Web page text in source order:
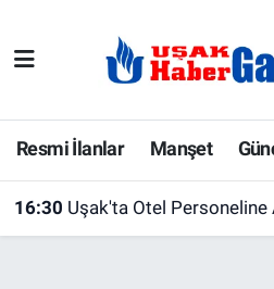
Resmi İlanlar Manşet
16:30 Uşak'ta Otel Personeline
E-Gazete
Ekonomi
Uşak Hava Durumu
Uşak Trafik Yoğunluk